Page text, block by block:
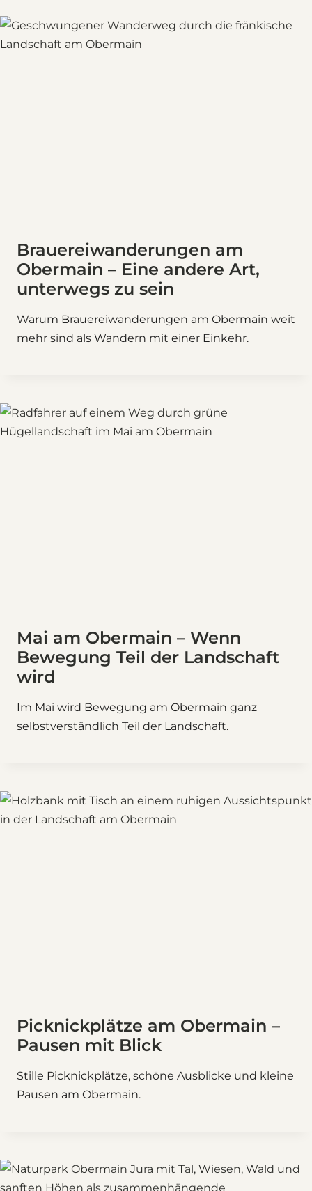
Brauereiwanderungen am
Obermain – Eine andere Art,
unterwegs zu sein
Warum Brauereiwanderungen am Obermain weit
mehr sind als Wandern mit einer Einkehr.
Mai am Obermain – Wenn
Bewegung Teil der Landschaft
wird
Im Mai wird Bewegung am Obermain ganz
selbstverständlich Teil der Landschaft.
Picknickplätze am Obermain –
Pausen mit Blick
Stille Picknickplätze, schöne Ausblicke und kleine
Pausen am Obermain.